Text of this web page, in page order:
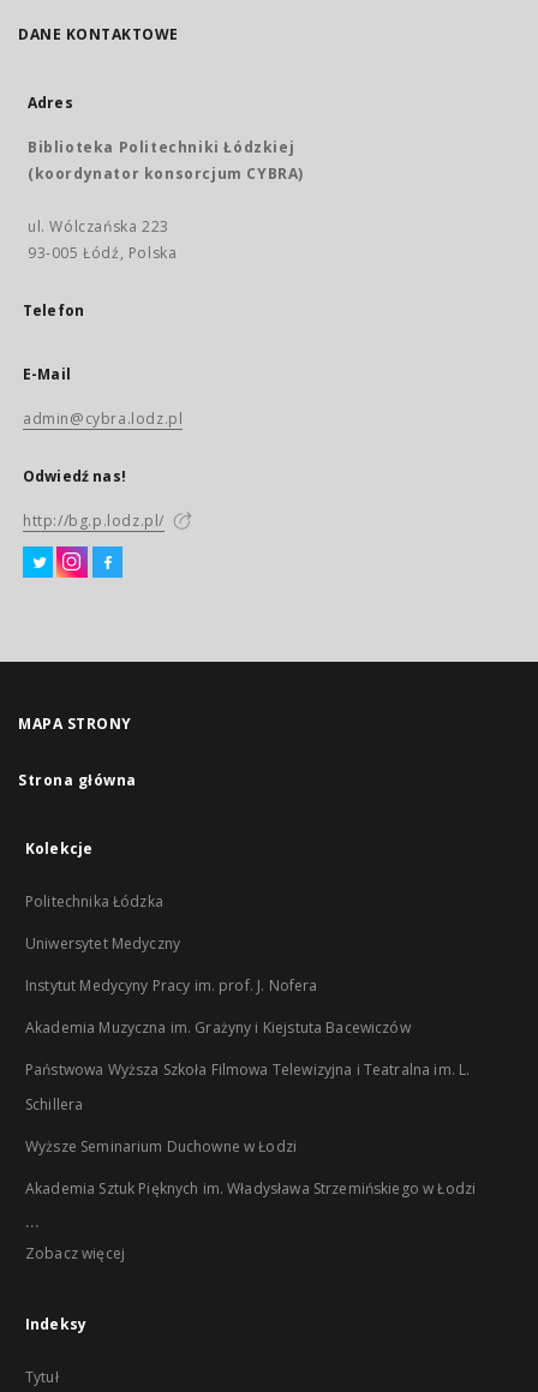
DANE KONTAKTOWE
Adres
Biblioteka Politechniki Łódzkiej
(koordynator konsorcjum CYBRA)
ul. Wólczańska 223
93-005 Łódź, Polska
Telefon
E-Mail
admin@cybra.lodz.pl
Odwiedź nas!
http://bg.p.lodz.pl/
MAPA STRONY
Strona główna
Kolekcje
Politechnika Łódzka
Uniwersytet Medyczny
Instytut Medycyny Pracy im. prof. J. Nofera
Akademia Muzyczna im. Grażyny i Kiejstuta Bacewiczów
Państwowa Wyższa Szkoła Filmowa Telewizyjna i Teatralna im. L.
Schillera
Wyższe Seminarium Duchowne w Łodzi
Akademia Sztuk Pięknych im. Władysława Strzemińskiego w Łodzi
...
Zobacz więcej
Indeksy
Tytuł